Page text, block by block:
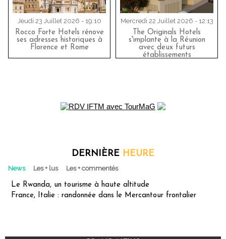
Jeudi 23 Juillet 2026 - 19:10
Rocco Forte Hotels rénove
ses adresses historiques à
Florence et Rome
Mercredi 22 Juillet 2026 - 12:13
The Originals Hotels
s'implante à la Réunion
avec deux futurs
établissements
DERNIÈRE HEURE
News Les + lus Les + commentés
Le Rwanda, un tourisme à haute altitude
France, Italie : randonnée dans le Mercantour frontalier